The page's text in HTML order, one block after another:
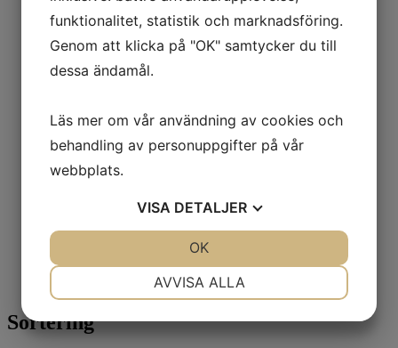
Teknikprogrammet
CAD 1&2
Mekatronik 1
Mekatronik 2
Mikrodatortillämpningar
Industriell IT
Fordonsprogrammet
Lastbilsmonterad hydraulik och pneumatik
Mobil hydraulik 1
Industriprogrammet
Underhåll pneumatik
Underhåll Hydraulik
Sortering
funktionalitet, statistik och marknadsföring.
Genom att klicka på "OK" samtycker du till
dessa ändamål.
Läs mer om vår användning av cookies och
behandling av personuppgifter på vår
webbplats.
VISA DETALJER
MARKNADSFÖRING
AVVISA ALLA
OK